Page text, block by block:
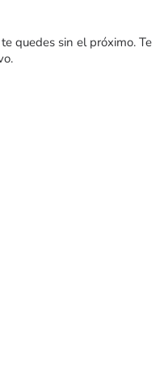
quedes sin el próximo. Te